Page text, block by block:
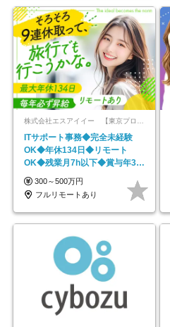
ITサポート事務◆完全未経験
OK◆年休134日◆リモート
OK◆残業月7h以下◆賞与年3回
◆5年目まで必ず昇給
300～500万円
フルリモートあり